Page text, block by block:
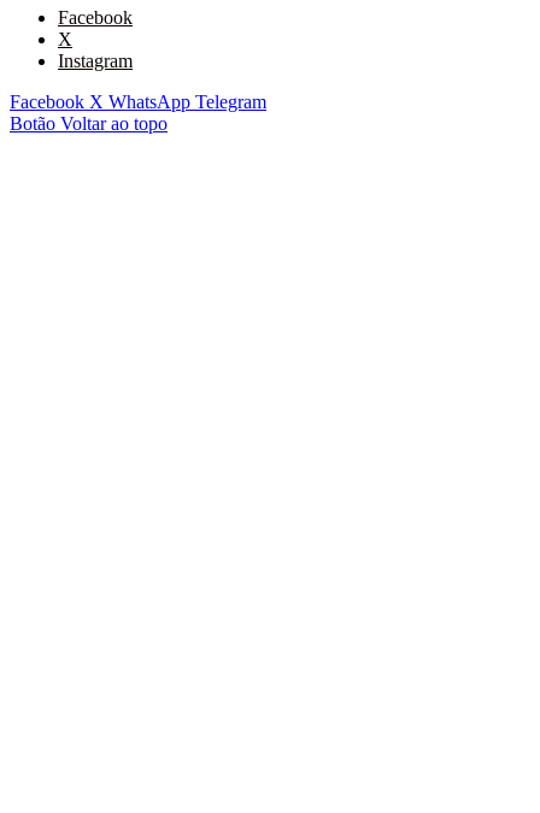
Facebook
X
Instagram
Facebook X WhatsApp Telegram
Botão Voltar ao topo